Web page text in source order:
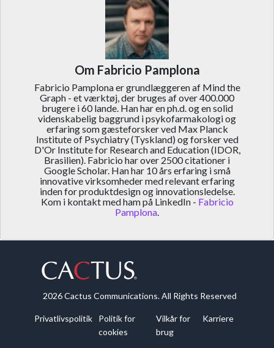
Om Fabricio Pamplona
Fabricio Pamplona er grundlæggeren af Mind the
Graph - et værktøj, der bruges af over 400.000
brugere i 60 lande. Han har en ph.d. og en solid
videnskabelig baggrund i psykofarmakologi og
erfaring som gæsteforsker ved Max Planck
Institute of Psychiatry (Tyskland) og forsker ved
D'Or Institute for Research and Education (IDOR,
Brasilien). Fabricio har over 2500 citationer i
Google Scholar. Han har 10 års erfaring i små
innovative virksomheder med relevant erfaring
inden for produktdesign og innovationsledelse.
Kom i kontakt med ham på LinkedIn - Fabricio
Pamplona.
2026 Cactus Communications. All Rights Reserved
Privatlivspolitik
Politik for
cookies
Vilkår for
brug
Karriere